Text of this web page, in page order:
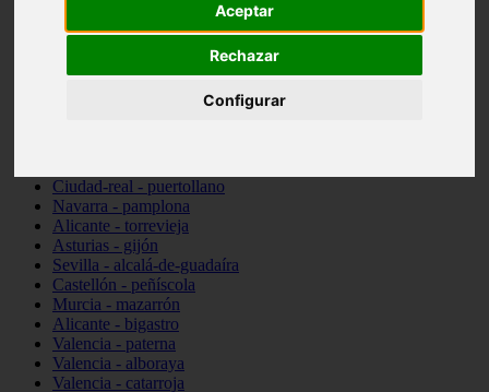
Aceptar
Rechazar
Configurar
Alicante - elx
Ciudad-real - puertollano
Navarra - pamplona
Alicante - torrevieja
Asturias - gijón
Sevilla - alcalá-de-guadaíra
Castellón - peñíscola
Murcia - mazarrón
Alicante - bigastro
Valencia - paterna
Valencia - alboraya
Valencia - catarroja